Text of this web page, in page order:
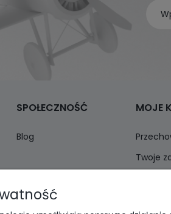
SPOŁECZNOŚĆ
Blog
MOJE
Twoje